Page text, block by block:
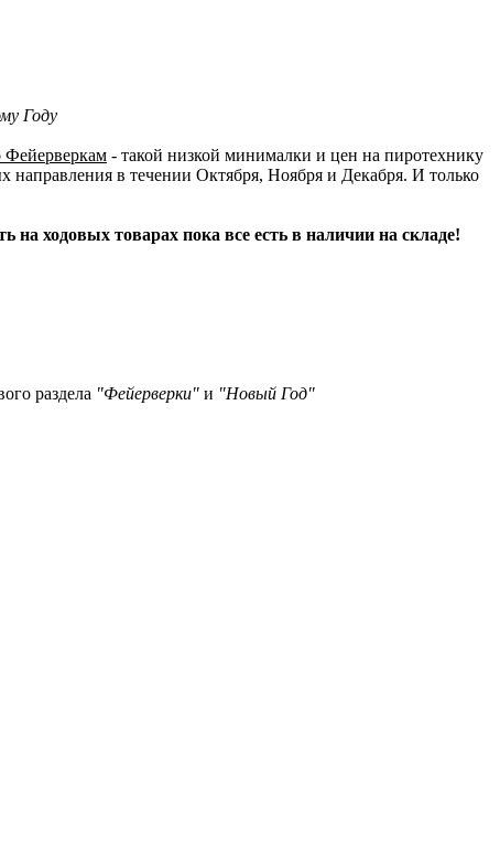
Году
Фейерверкам - такой низкой минималки и цен на пиротехнику
направления в течении Октября, Ноября и Декабря. И только
ходовых товарах пока все есть в наличии на складе!
раздела "Фейерверки" и "Новый Год"